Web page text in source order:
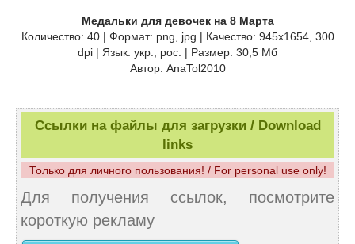
Медальки для девочек на 8 Марта
Количество: 40 | Формат: png, jpg | Качество: 945х1654, 300
dpi | Язык: укр., рос. | Размер: 30,5 Мб
Автор: AnaTol2010
Ссылки на файлы для загрузки / Download
links
Только для личного пользования! / For personal use only!
Для получения ссылок, посмотрите
короткую рекламу